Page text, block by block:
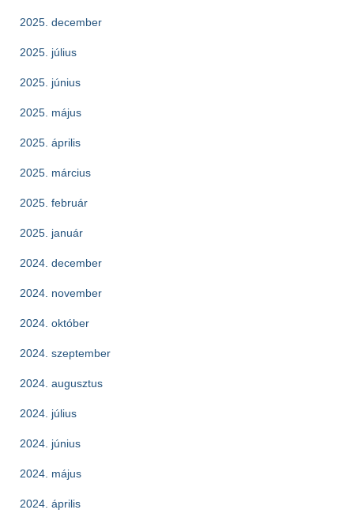
2025. december
2025. július
2025. június
2025. május
2025. április
2025. március
2025. február
2025. január
2024. december
2024. november
2024. október
2024. szeptember
2024. augusztus
2024. július
2024. június
2024. május
2024. április